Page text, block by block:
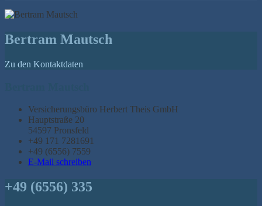
Bertram Mautsch
Zu den Kontaktdaten
Versicherungsbüro Herbert Theis GmbH
Hauptstraße 20
54597 Pronsfeld
+49 171 7281691
+49 (6556) 7559
E-Mail schreiben
+49 (6556) 335